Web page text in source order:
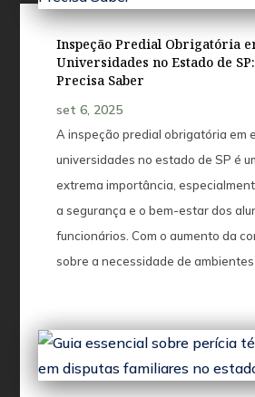
Inspeção Predial Obrigatória
Universidades no Estado de
Precisa Saber
set 6, 2025
A inspeção predial obrigatória em
universidades no estado de SP é
extrema importância,
a segurança e o bem-estar dos
funcionários. Com o aumento da
sobre a necessidade de ambientes